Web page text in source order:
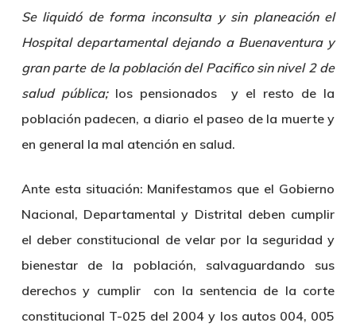
Se liquidó de forma inconsulta y sin planeación el
Hospital departamental dejando a Buenaventura y
gran parte de la población del Pacifico sin nivel 2 de
salud pública;los pensionados y el resto de la
población padecen, a diario el paseo de la muerte y
en general la mal atención en salud.
Ante esta situación: Manifestamos que el Gobierno
Nacional, Departamental y Distrital deben cumplir
el deber constitucional de velar por la seguridad y
bienestar de la población, salvaguardando sus
derechos y cumplir con la sentencia de la corte
constitucional T-025 del 2004 y los autos 004, 005